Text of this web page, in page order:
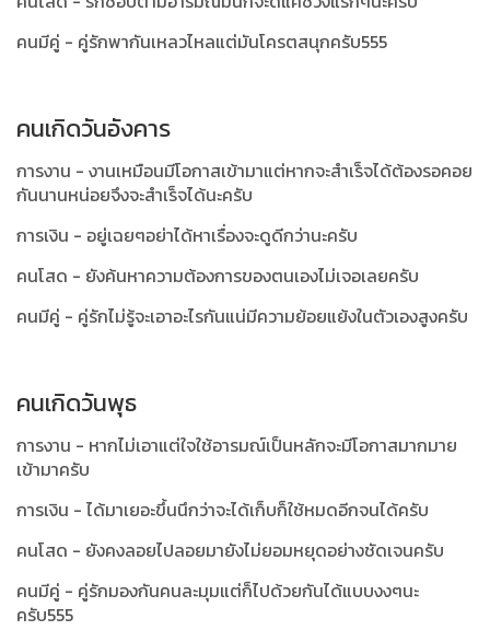
คนมีคู่ - คู่รักพากันเหลวไหลแต่มันโครตสนุกครับ555
คนเกิดวันอังคาร
การงาน - งานเหมือนมีโอกาสเข้ามาแต่หากจะสำเร็จได้ต้องรอคอย
กันนานหน่อยจึงจะสำเร็จได้นะครับ
การเงิน - อยู่เฉยๆอย่าได้หาเรื่องจะดูดีกว่านะครับ
คนโสด - ยังค้นหาความต้องการของตนเองไม่เจอเลยครับ
คนมีคู่ - คู่รักไม่รู้จะเอาอะไรกันแน่มีความย้อยแย้งในตัวเองสูงครับ
คนเกิดวันพุธ
การงาน - หากไม่เอาแต่ใจใช้อารมณ์เป็นหลักจะมีโอกาสมากมาย
เข้ามาครับ
การเงิน - ได้มาเยอะขึ้นนึกว่าจะได้เก็บก็ใช้หมดอีกจนได้ครับ
คนโสด - ยังคงลอยไปลอยมายังไม่ยอมหยุดอย่างชัดเจนครับ
คนมีคู่ - คู่รักมองกันคนละมุมแต่ก็ไปด้วยกันได้แบบงงๆนะ
ครับ555